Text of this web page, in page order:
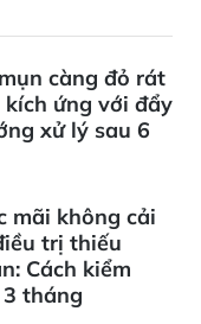
càng đỏ rát
ứng với đẩy
xử lý sau 6
mãi không cải
trị thiếu
Cách kiểm
tháng